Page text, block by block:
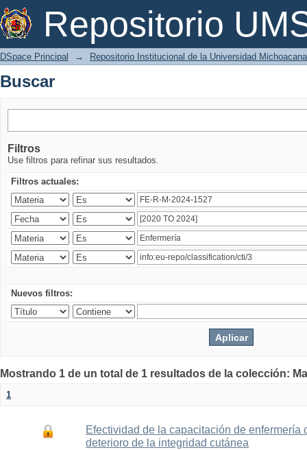
Repositorio
Buscar
DSpace Principal → Repositorio Institucional de la Universidad
Buscar
Filtros
Use filtros para refinar sus resultados.
Filtros actuales:
Nuevos filtros:
Mostrando 1 de un total de 1 resultados de la colección:
1
Efectividad de la capacitación de enfermería
deterioro de la integridad cutánea